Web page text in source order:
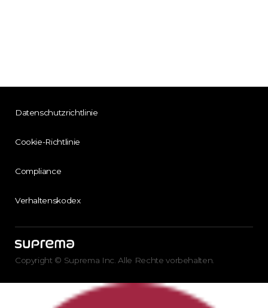
Datenschutzrichtlinie
Cookie-Richtlinie
Compliance
Verhaltenskodex
Copyright © Suprema Inc. Alle Rechte vorbehalten.